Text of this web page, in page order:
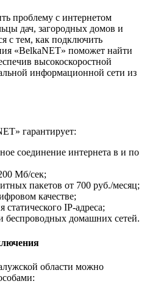
проблему с интернетом
дач, загородных домов и
с тем, как подключить
«BelkaNET» поможет найти
высокоскоростной
информационной сети из
гарантирует:
соединение интернета в и по
Мб/сек;
пакетов от 700 руб./месяц;
качестве;
IP-адреса;
беспроводных домашних сетей.
области можно